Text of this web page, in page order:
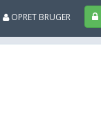
OPRET BRUGER